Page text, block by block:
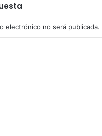
electrónico no será publicada.